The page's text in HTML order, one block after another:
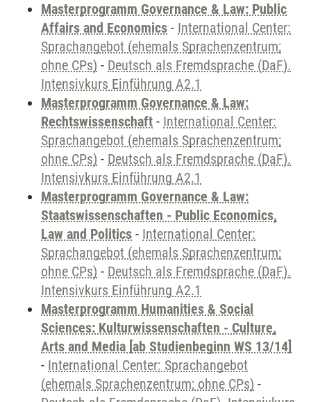
Masterprogramm Governance & Law: Public
Affairs and Economics - International Center:
Sprachangebot (ehemals Sprachenzentrum;
ohne CPs) - Deutsch als Fremdsprache (DaF).
Intensivkurs Einführung A2.1
Masterprogramm Governance & Law:
Rechtswissenschaft - International Center:
Sprachangebot (ehemals Sprachenzentrum;
ohne CPs) - Deutsch als Fremdsprache (DaF).
Intensivkurs Einführung A2.1
Masterprogramm Governance & Law:
Staatswissenschaften - Public Economics,
Law and Politics - International Center:
Sprachangebot (ehemals Sprachenzentrum;
ohne CPs) - Deutsch als Fremdsprache (DaF).
Intensivkurs Einführung A2.1
Masterprogramm Humanities & Social
Sciences: Kulturwissenschaften - Culture,
Arts and Media [ab Studienbeginn WS 13/14]
- International Center: Sprachangebot
(ehemals Sprachenzentrum; ohne CPs) -